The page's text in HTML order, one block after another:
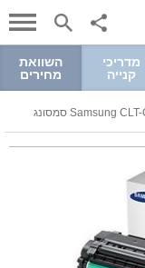
מדריכי
קנייה
השוואת
מחירים